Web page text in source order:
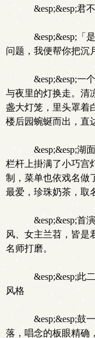
&esp;&esp;君
&esp;&esp;「
问题，我便帮你把沉
&esp;&esp;一
与夜里的灯换走。清
盏大灯笼，里头罩着
楼后园蜿蜒而出，直
&esp;&esp;湖
栏杆上掛满了小巧宫
制，菜单也依戏名做
最爱，珍珠奶茶，取
&esp;&esp;首
风、女主兰苕，皆是
名师打磨。
&esp;&esp;此
风格
&esp;&esp;鼓
落，唱念的板眼精确